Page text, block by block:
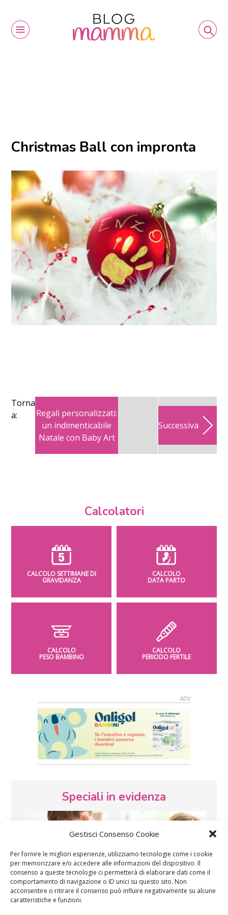
Gestisci Consenso Cookie
Per fornire le migliori esperienze, utilizziamo tecnologie come i cookie
per memorizzare e/o accedere alle informazioni del dispositivo. Il
consenso a queste tecnologie ci permetterà di elaborare dati come il
comportamento di navigazione o ID unici su questo sito. Non
acconsentire o ritirare il consenso può influire negativamente su alcune
caratteristiche e funzioni.
Christmas Ball con impronta
Torna
a:
Regali personalizzati:
un indimenticabile
Natale con Baby Art
Successiva
Calcolatori
CALCOLO SETTIMANE DI
GRAVIDANZA
CALCOLO
DATA PARTO
CALCOLO
PESO BAMBINO
CALCOLO
PERIODO FERTILE
Speciali in evidenza
Vaccini SOS Pediatra